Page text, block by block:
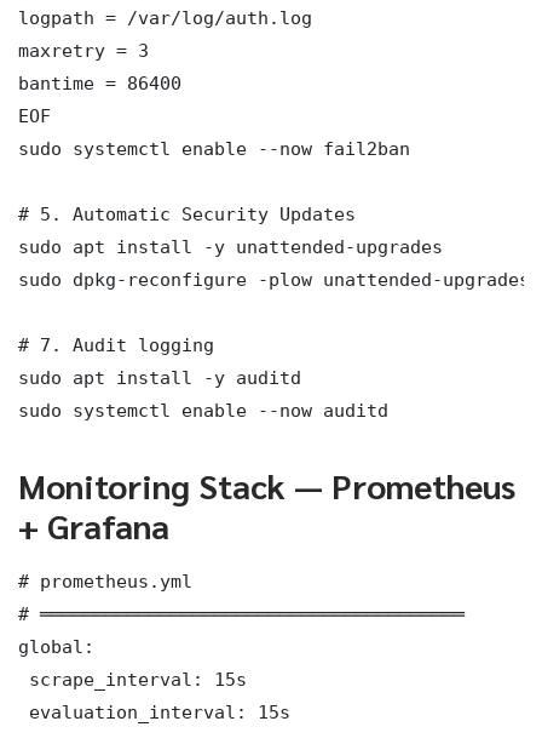
logpath = /var/log/auth.log
maxretry = 3
bantime = 86400
EOF
sudo systemctl enable --now fail2ban
# 5. Automatic Security Updates
sudo apt install -y unattended-upgrades
sudo dpkg-reconfigure -plow unattended-upgrades
# 7. Audit logging
sudo apt install -y auditd
sudo systemctl enable --now auditd
Monitoring Stack — Prometheus
+ Grafana
# prometheus.yml
# ═══════════════════════════════════════
global:
scrape_interval: 15s
evaluation_interval: 15s